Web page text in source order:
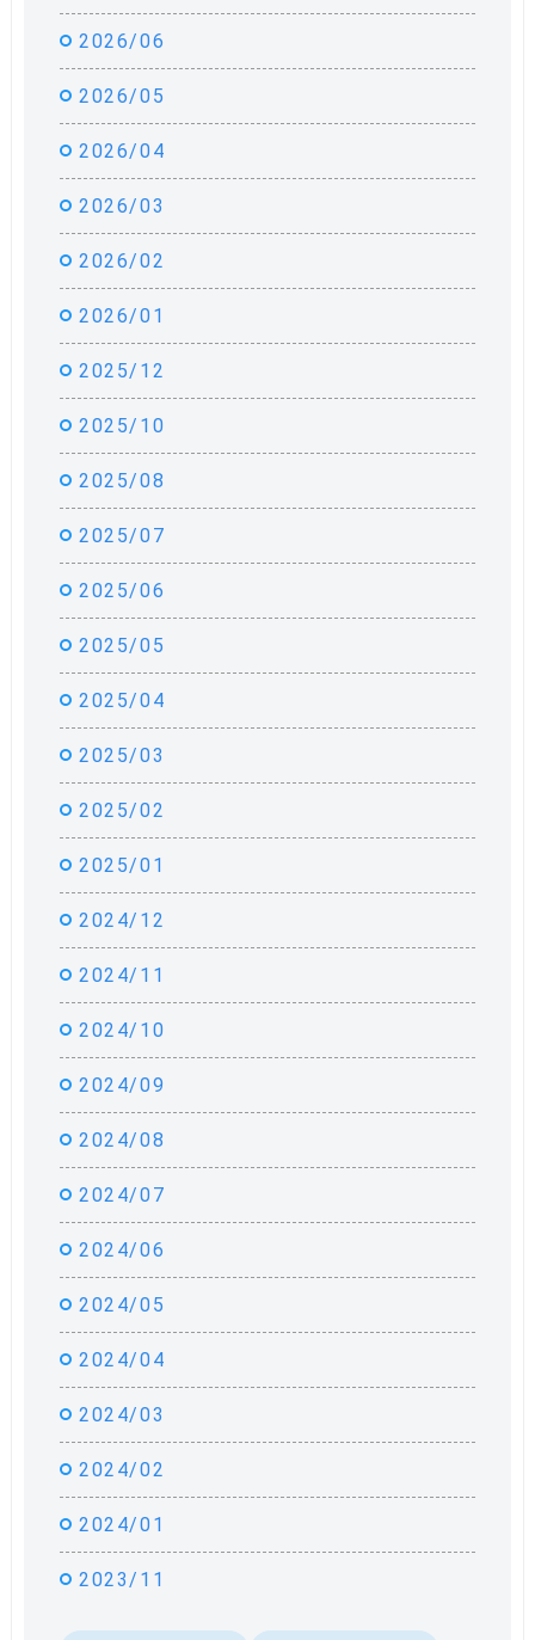
2026/06
2026/05
2026/04
2026/03
2026/02
2026/01
2025/12
2025/10
2025/08
2025/07
2025/06
2025/05
2025/04
2025/03
2025/02
2025/01
2024/12
2024/11
2024/10
2024/09
2024/08
2024/07
2024/06
2024/05
2024/04
2024/03
2024/02
2024/01
2023/11